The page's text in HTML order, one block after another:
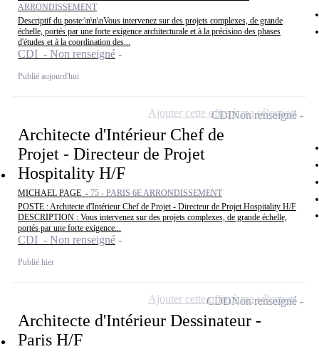
ARRONDISSEMENT
Descriptif du poste:\n\n\nVous intervenez sur des projets complexes, de grande
échelle, portés par une forte exigence architecturale et à la précision des phases
d'études et à la coordination des...
CDI - Non renseigné
Publié aujourd'hui
Architecte d'Intérieur Chef de
Projet - Directeur de Projet
Hospitality H/F
MICHAEL PAGE - 75 - PARIS 6E ARRONDISSEMENT
POSTE : Architecte d'Intérieur Chef de Projet - Directeur de Projet Hospitality H/F
DESCRIPTION : Vous intervenez sur des projets complexes, de grande échelle,
portés par une forte exigence...
CDI - Non renseigné
Publié hier
CDINon renseigné
Ajouter cette offre à ma sélection
Architecte d'Intérieur Dessinateur -
Paris H/F
CDDNon renseigné
Ajouter cette offre à ma sélection